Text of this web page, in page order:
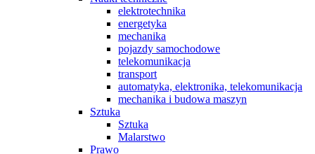
elektrotechnika
energetyka
mechanika
pojazdy samochodowe
telekomunikacja
transport
automatyka, elektronika, telekomunikacja
mechanika i budowa maszyn
Sztuka
Sztuka
Malarstwo
Prawo